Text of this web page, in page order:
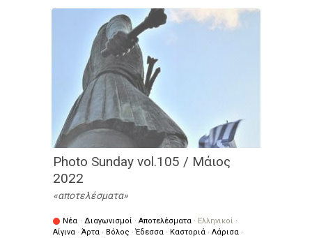
Photo Sunday vol.105 / Μάιος
2022
αποτελέσματα
Νέα · Διαγωνισμοί · Αποτελέσματα · Ελληνικοί ·
Αίγινα · Άρτα · Βόλος ·Έδεσσα · Καστοριά · Λάρισα ·